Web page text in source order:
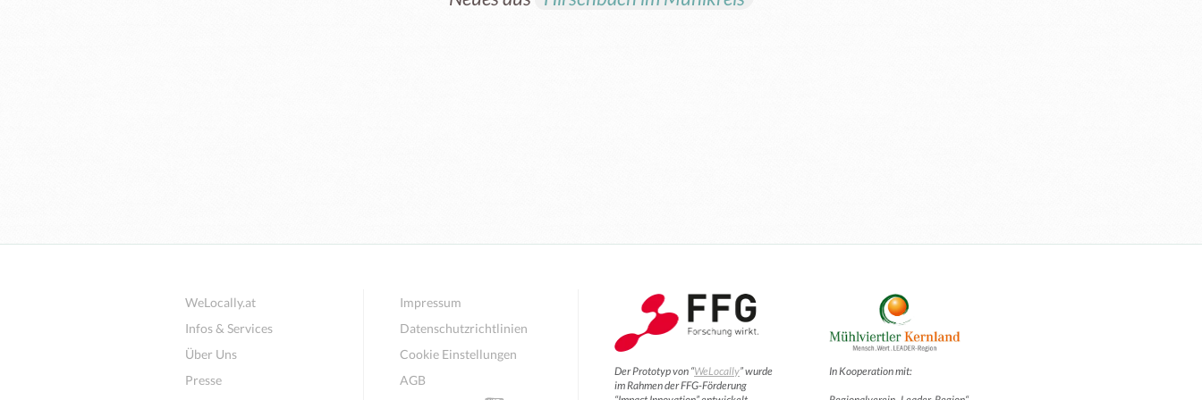
WeLocally.at
Infos & Services
Über Uns
Presse
Impressum
Datenschutzrichtlinien
Cookie Einstellungen
AGB
Der Prototyp von “WeLocally” wurde
im Rahmen der FFG-Förderung
In Kooperation mit: